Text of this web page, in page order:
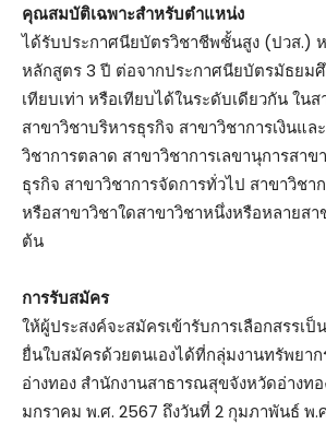
คุณสมบัติเฉพาะสำหรับตำแหน่ง
ได้รับประกาศนียบัตรวิชาชีพชั้นสูง (ปวส.)
หลักสูตร 3 ปี ต่อจากประกาศนียบัตรมัธยม
เทียบเท่า หรือเทียบได้ในระดับเดียวกัน ใน
สาขาวิชาบริหารธุรกิจ สาขาวิชาการเงินแล
วิชาการตลาด สาขาวิชาการเลขานุการสาข
ธุรกิจ สาขาวิชาการจัดการทั่วไป สาขาวิชา
หรือสาขาวิชาใดสาขาวิชาหนึ่งหรือหลายสา
ต้น
การรับสมัคร
ให้ผู้ประสงค์จะสมัครเข้ารับการเลือกสรรเ
ยื่นใบสมัครด้วยตนเองได้ที่กลุ่มงานทรัพยา
อ่างทอง สำนักงานสาธารณสุขจังหวัดอ่างท
มกราคม พ.ศ. 2567 ถึงวันที่ 2 กุมภาพันธ์ พ.